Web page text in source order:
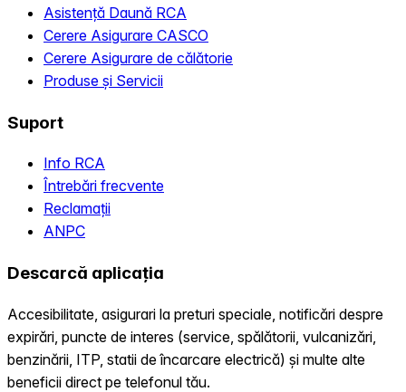
Asistență Daună RCA
Cerere Asigurare CASCO
Cerere Asigurare de călătorie
Produse și Servicii
Suport
Info RCA
Întrebări frecvente
Reclamații
ANPC
Descarcă aplicația
Accesibilitate, asigurari la preturi speciale, notificări despre
expirări, puncte de interes (service, spălătorii, vulcanizări,
benzinării, ITP, statii de încarcare electrică) și multe alte
beneficii direct pe telefonul tău.